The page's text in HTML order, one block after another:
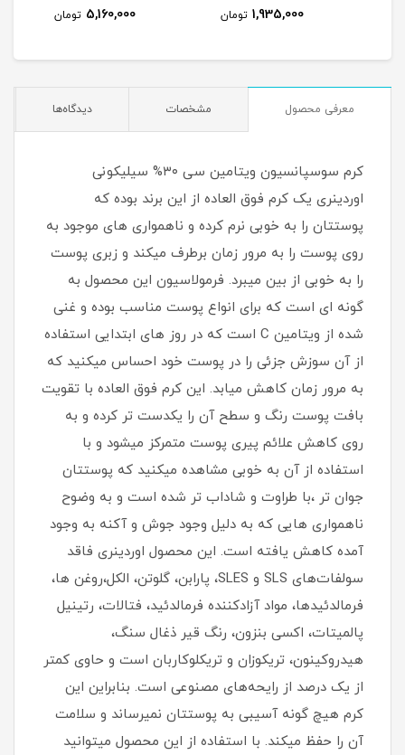
1,935,000 تومان 5,160,000 تومان
معرفی محصول مشخصات دیدگاه‌ها
کرم سوسپانسیون ویتامین سی ۳۰% سیلیکونی
اوردینری یک کرم فوق العاده از این برند بوده که
پوستتان را به خوبی نرم کرده و ناهمواری های موجود به
روی پوست را به مرور زمان برطرف میکند و زبری پوست
را به خوبی از بین میبرد. فرمولاسیون این محصول به
گونه ای است که برای انواع پوست مناسب بوده و غنی
شده از ویتامین C است که در روز های ابتدایی استفاده
از آن سوزش جزئی را در پوست خود احساس میکنید که
به مرور زمان کاهش میابد. این کرم فوق العاده با تقویت
بافت پوست رنگ و سطح آن را یکدست تر کرده و به
روی کاهش علائم پیری پوست متمرکز میشود و با
استفاده از آن به خوبی مشاهده میکنید که پوستتان
جوان تر ،با طراوت و شاداب تر شده است و به وضوح
ناهمواری هایی که به دلیل وجود جوش و آکنه به وجود
آمده کاهش یافته است. این محصول اوردینری فاقد
سولفات‌های SLS و SLES، پارابن، گلوتن، الکل،روغن ها،
فرمالدئیدها، مواد آزادکننده فرمالدئید، فتالات، رتینیل
پالمیتات، اکسی بنزون، رنگ قیر ذغال سنگ،
هیدروکینون، تریکوزان و تریکلوکاربان است و حاوی کمتر
از یک درصد از رایحه‌های مصنوعی است. بنابراین این
کرم هیچ گونه آسیبی به پوستتان نمیرساند و سلامت
آن را حفظ میکند. با استفاده از این محصول میتوانید